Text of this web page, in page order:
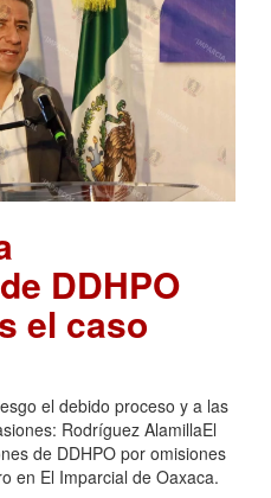
DDHPO
el caso
el debido proceso y a las
Rodríguez AlamillaEl
de DDHPO por omisiones
en El Imparcial de Oaxaca.